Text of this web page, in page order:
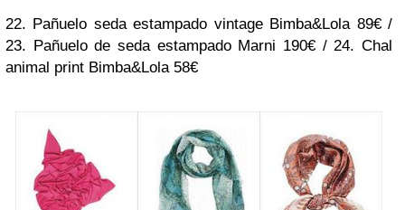
22. Pañuelo seda estampado vintage Bimba&Lola 89€ /
23. Pañuelo de seda estampado Marni 190€ / 24. Chal
animal print Bimba&Lola 58€